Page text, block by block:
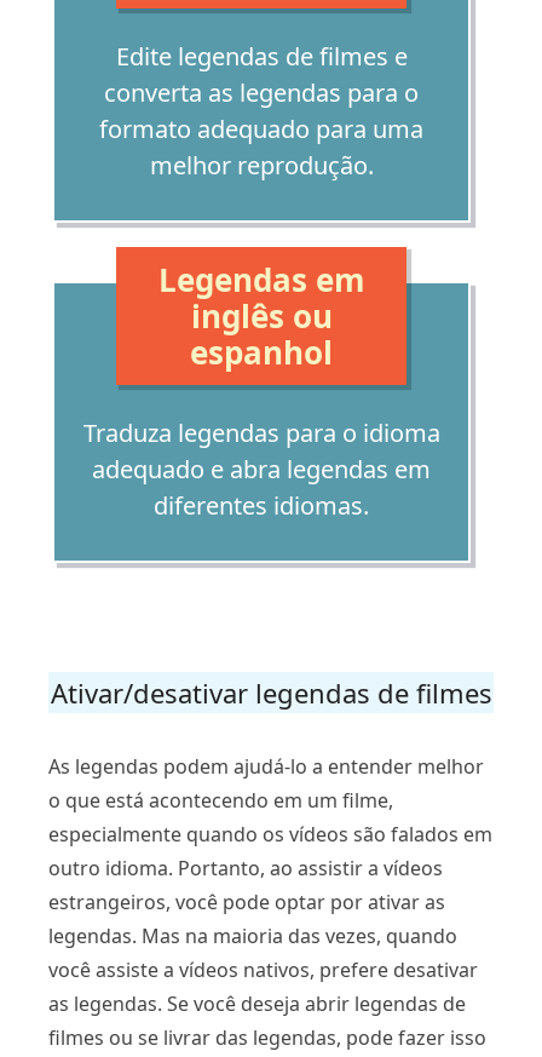
Edite legendas de filmes e
converta as legendas para o
formato adequado para uma
melhor reprodução.
Legendas em
inglês ou
espanhol
Traduza legendas para o idioma
adequado e abra legendas em
diferentes idiomas.
Ativar/desativar legendas de filmes
As legendas podem ajudá-lo a entender melhor
o que está acontecendo em um filme,
especialmente quando os vídeos são falados em
outro idioma. Portanto, ao assistir a vídeos
estrangeiros, você pode optar por ativar as
legendas. Mas na maioria das vezes, quando
você assiste a vídeos nativos, prefere desativar
as legendas. Se você deseja abrir legendas de
filmes ou se livrar das legendas, pode fazer isso